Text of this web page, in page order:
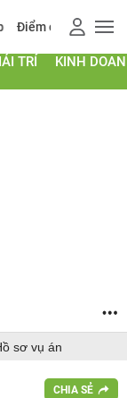
Điểm chuẩn 2026
TRÍ KINH
sơ vụ án
CHIA SẺ